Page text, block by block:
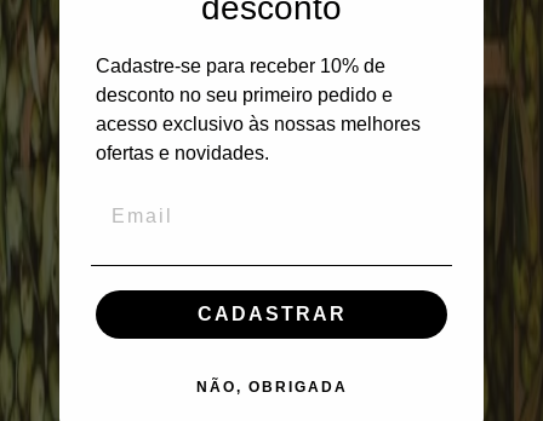
desconto
Cadastre-se para receber 10% de
desconto no seu primeiro pedido e
acesso exclusivo às nossas melhores
ofertas e novidades.
CADASTRAR
NÃO, OBRIGADA